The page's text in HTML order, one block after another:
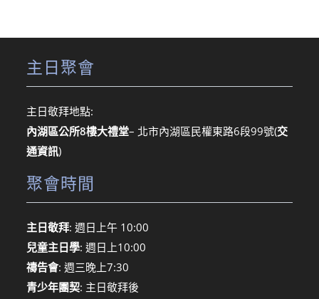
主日聚會
主日敬拜地點:
內湖區公所8樓大禮堂– 北市內湖區民權東路6段99號(交
通資訊)
聚會時間
主日敬拜: 週日上午 10:00
兒童主日學: 週日上10:00
禱告會: 週三晚上7:30
青少年團契: 主日敬拜後